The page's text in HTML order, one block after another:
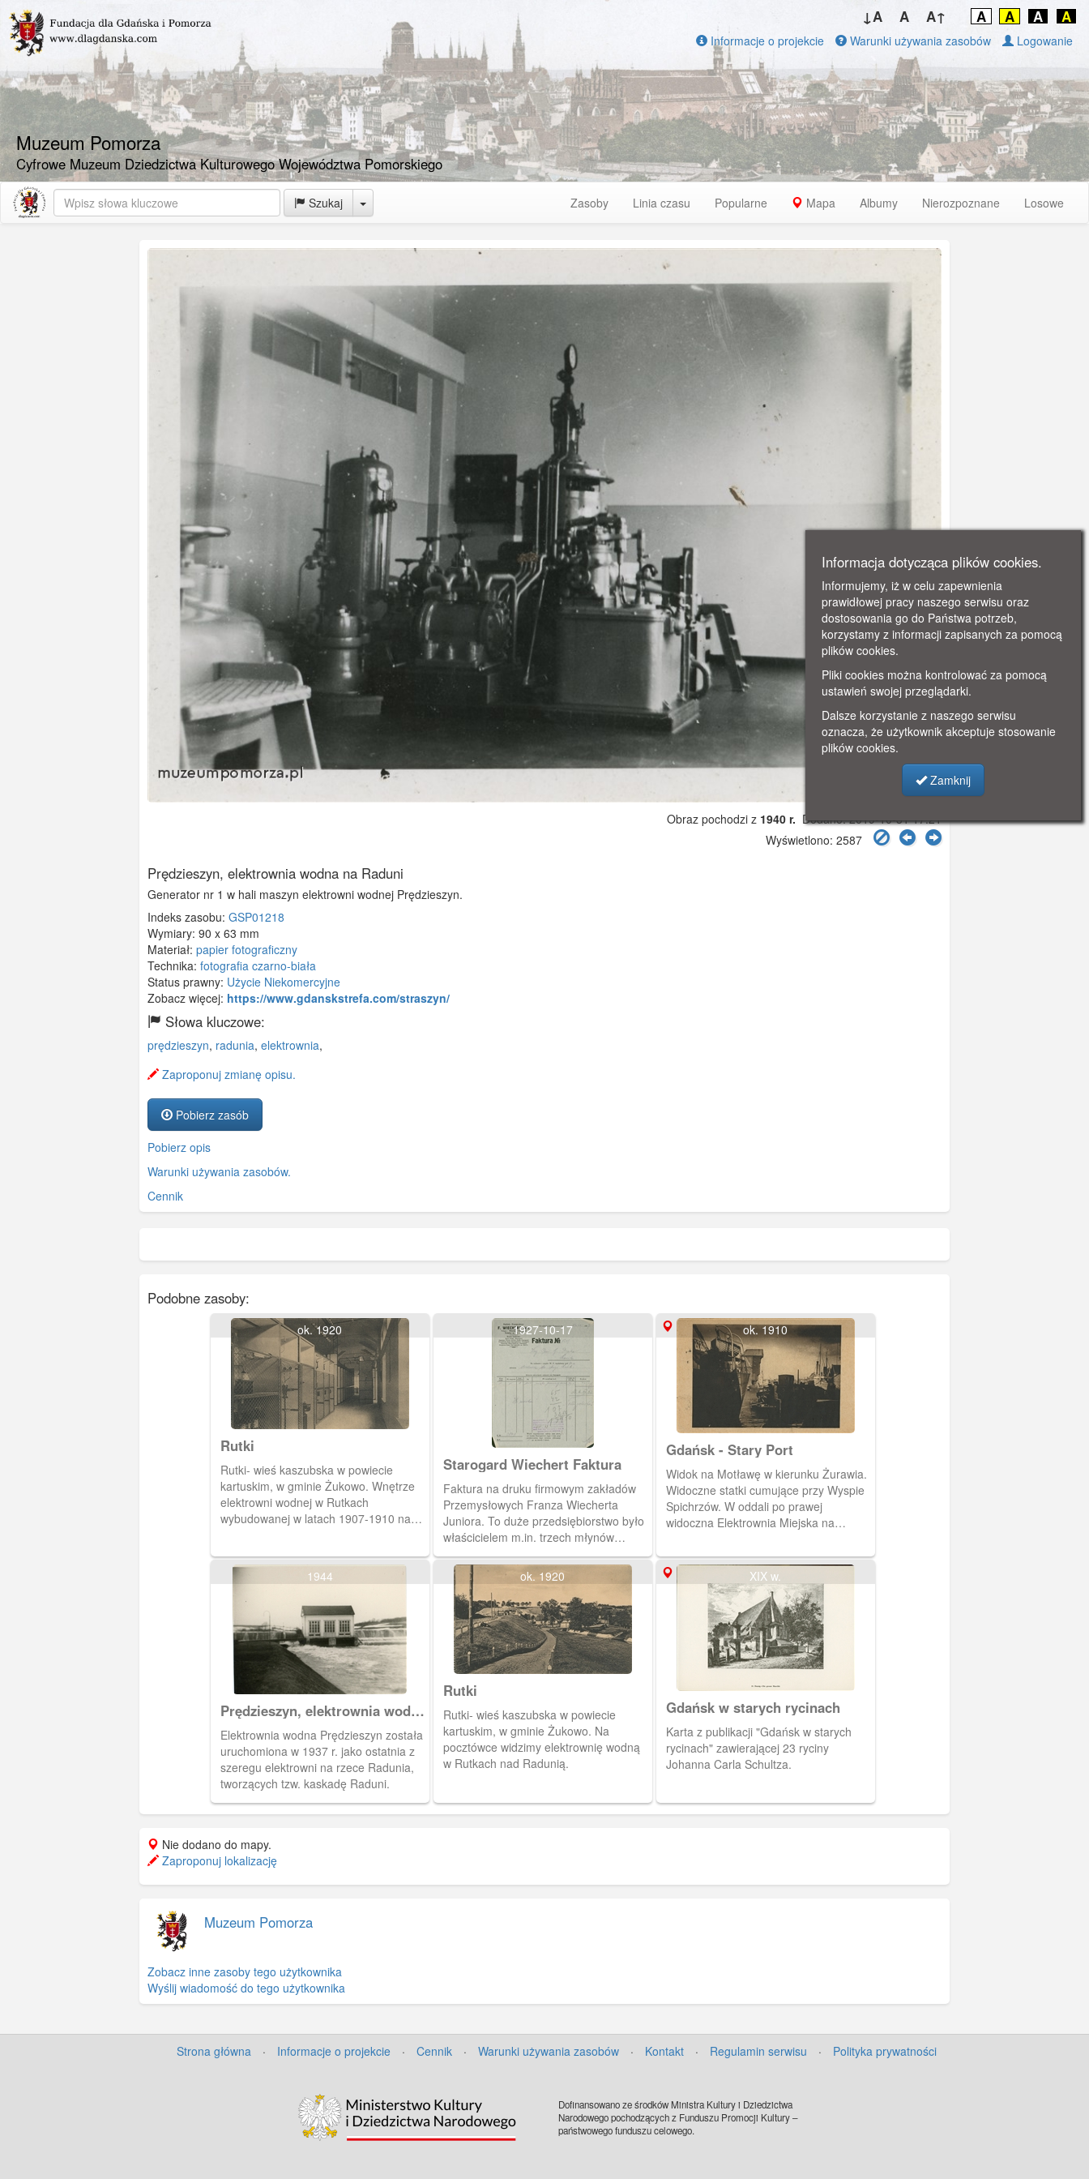
Muzeum Pomorza
Cyfrowe Muzeum Dziedzictwa Kulturowego Województwa Pomorskiego
↓A A A↑ A A A A
Informacje o projekcie Warunki używania zasobów Logowanie
Szukaj Toggle Dropdown Zasoby Linia czasu Popularne Mapa Albumy Nierozpoznane Losowe
Obraz pochodzi z 1940 r. Dodano: 2019-10-31 17:21
Wyświetlono: 2587
Prędzieszyn, elektrownia wodna na Raduni
Generator nr 1 w hali maszyn elektrowni wodnej Prędzieszyn.
Indeks zasobu: GSP01218
Wymiary: 90 x 63 mm
Materiał: papier fotograficzny
Technika: fotografia czarno-biała
Status prawny: Użycie Niekomercyjne
Zobacz więcej: https://www.gdanskstrefa.com/straszyn/
Słowa kluczowe:
prędzieszyn, radunia, elektrownia,
Zaproponuj zmianę opisu.
Pobierz zasób
Pobierz opis
Warunki używania zasobów.
Cennik
Podobne zasoby:
ok. 1920
Rutki
Rutki- wieś kaszubska w powiecie
kartuskim, w gminie Żukowo. Wnętrze
elektrowni wodnej w Rutkach
wybudowanej w latach 1907-1910 nad
1927-10-17
Starogard Wiechert Faktura
Faktura na druku firmowym zakładów
Przemysłowych Franza Wiecherta
Juniora. To duże przedsiębiorstwo było
właścicielem m.in. trzech młynów
zbożowych (Starogard, Owidz, Kolincz),
nowoczesnej łuszczarni ryżu, dużej
piekarni i elektrowni w Kolinczu.
ok. 1910
Gdańsk - Stary Port
Widok na Motławę w kierunku Żurawia.
Widoczne statki cumujące przy Wyspie
Spichrzów. W oddali po prawej
widoczna Elektrownia Miejska na
Żuraw.
1944
Prędzieszyn, elektrownia wodna
na Raduni
Elektrownia wodna Prędzieszyn została
uruchomiona w 1937 r. jako ostatnia z
szeregu elektrowni na rzece Radunia,
tworzących tzw. kaskadę Raduni.
ok. 1920
Rutki
Rutki- wieś kaszubska w powiecie
kartuskim, w gminie Żukowo. Na
pocztówce widzimy elektrownię wodną
w Rutkach nad Radunią.
XIX w.
Gdańsk w starych rycinach
Karta z publikacji "Gdańsk w starych
rycinach" zawierającej 23 ryciny
Johanna Carla Schultza.
Nie dodano do mapy.
Zaproponuj lokalizację
Muzeum Pomorza
Zobacz inne zasoby tego użytkownika
Wyślij wiadomość do tego użytkownika
Strona główna · Informacje o projekcie · Cennik · Warunki używania zasobów · Kontakt · Regulamin serwisu · Polityka prywatności
Dofinansowano ze środków Ministra Kultury i Dziedzictwa
Narodowego pochodzących z Funduszu Promocji Kultury –
państwowego funduszu celowego.
Informacja dotycząca plików cookies.
Informujemy, iż w celu zapewnienia
prawidłowej pracy naszego serwisu oraz
dostosowania go do Państwa potrzeb,
korzystamy z informacji zapisanych za pomocą
plików cookies.
Pliki cookies można kontrolować za pomocą
ustawień swojej przeglądarki.
Dalsze korzystanie z naszego serwisu
oznacza, że użytkownik akceptuje stosowanie
plików cookies.
Zamknij